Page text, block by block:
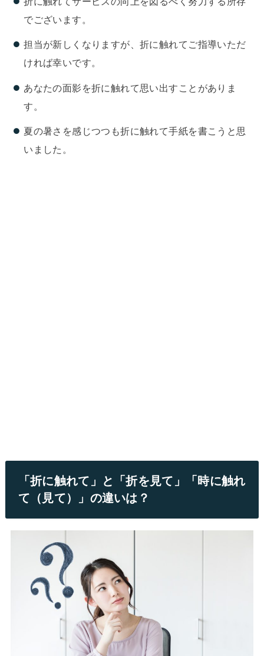
でございます。
担当が新しくなりますが、折に触れてご指導いただ
ければ幸いです。
あなたの面影を折に触れて思い出すことがありま
す。
夏の暑さを感じつつも折に触れて手紙を書こうと思
いました。
「折に触れて」と「折を見て」「時に触れ
て（見て）」の違いは？